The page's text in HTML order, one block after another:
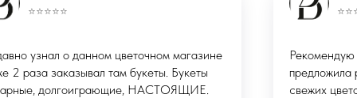
Недавно узнал о данном цветочном магазине
и уже 2 раза заказывал там букеты. Букеты
шикарные, долгоиграющие, НАСТОЯЩИЕ.
STUDIORUSSIA
X
Сделано в
СТУДИЯ ВЕБДИЗАЙНА